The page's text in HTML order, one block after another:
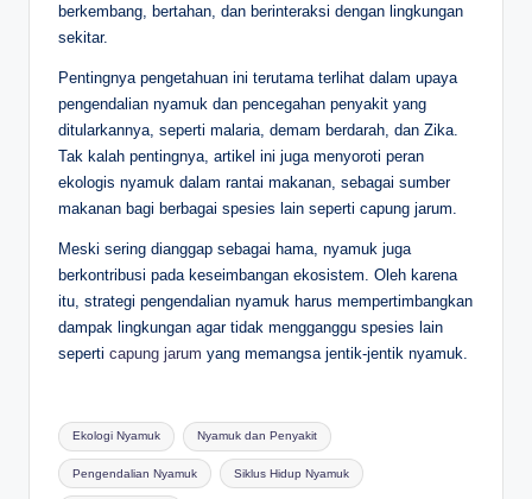
berkembang, bertahan, dan berinteraksi dengan lingkungan
sekitar.
Pentingnya pengetahuan ini terutama terlihat dalam upaya
pengendalian nyamuk dan pencegahan penyakit yang
ditularkannya, seperti malaria, demam berdarah, dan Zika.
Tak kalah pentingnya, artikel ini juga menyoroti peran
ekologis nyamuk dalam rantai makanan, sebagai sumber
makanan bagi berbagai spesies lain seperti capung jarum.
Meski sering dianggap sebagai hama, nyamuk juga
berkontribusi pada keseimbangan ekosistem. Oleh karena
itu, strategi pengendalian nyamuk harus mempertimbangkan
dampak lingkungan agar tidak mengganggu spesies lain
seperti capung jarum yang memangsa jentik-jentik nyamuk.
Tags:
Ekologi Nyamuk Nyamuk dan Penyakit
Pengendalian Nyamuk Siklus Hidup Nyamuk